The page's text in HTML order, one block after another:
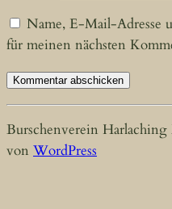
Name, E-Mail-Adresse
für meinen nächsten
Burschenverein
von WordPress